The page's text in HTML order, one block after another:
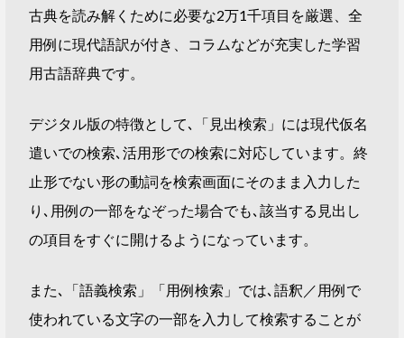
古典を読み解くために必要な2万1千項目を厳選、全
用例に現代語訳が付き、コラムなどが充実した学習
用古語辞典です。
デジタル版の特徴として､「見出検索」には現代仮名
遣いでの検索､活用形での検索に対応しています。終
止形でない形の動詞を検索画面にそのまま入力した
り､用例の一部をなぞった場合でも､該当する見出し
の項目をすぐに開けるようになっています。
また､「語義検索」「用例検索」では､語釈／用例で
使われている文字の一部を入力して検索することが